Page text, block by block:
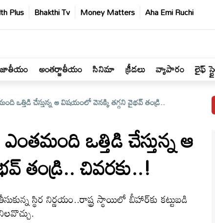
Plus Bhakthi Tv Money Matters Aha Emi Ruchi
జాతీయం అంతర్జాతీయం సినిమా క్రీడలు వ్యాపారం లైఫ్
ఒత్తిడి చేస్తున్న ఆ విషయంలో వెనక్కి తగ్గని వైభవ్‌ తండ్రి..
ఒత్తిడి చేస్తున్న ఆ
తండ్రి.. చివరకు..!
స్థిర నిర్ణయం..రాష్ట్ర స్థాయిలో బీహార్‌కు కట్టుబడి